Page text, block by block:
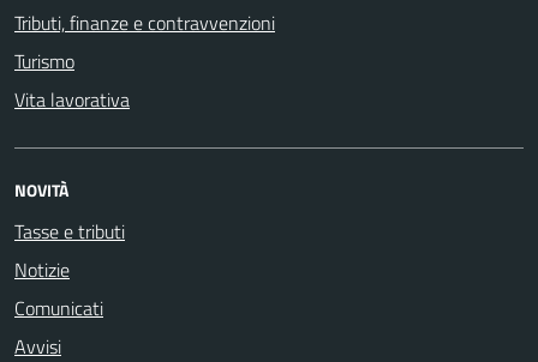
Tributi, finanze e contravvenzioni
Turismo
Vita lavorativa
NOVITÀ
Tasse e tributi
Notizie
Comunicati
Avvisi